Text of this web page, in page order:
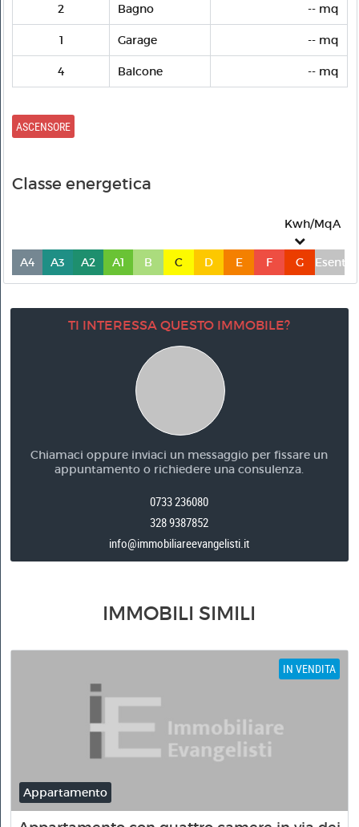
2 Bagno -- mq
1 Garage -- mq
4 Balcone -- mq
ASCENSORE
Classe energetica
A4 A3 A2 A1 B C D E F G
Kwh/MqA
Esente
TI INTERESSA QUESTO IMMOBILE?
Chiamaci oppure inviaci un messaggio per fissare un
appuntamento o richiedere una consulenza.
0733 236080
328 9387852
info@immobiliareevangelisti.it
IMMOBILI SIMILI
IN VENDITA
Appartamento